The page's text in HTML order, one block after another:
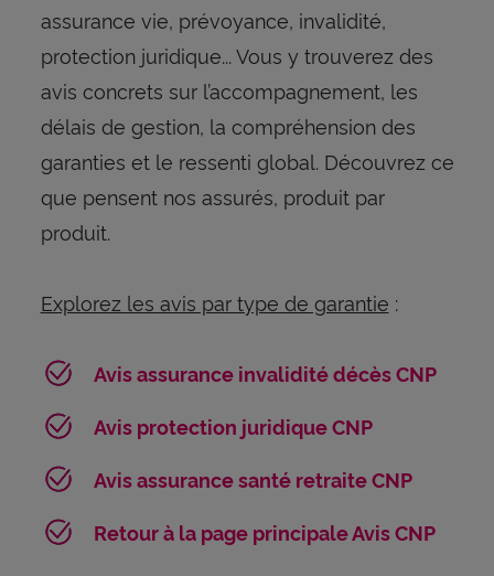
assurance vie, prévoyance, invalidité,
protection juridique... Vous y trouverez des
avis concrets sur l’accompagnement, les
délais de gestion, la compréhension des
garanties et le ressenti global. Découvrez ce
que pensent nos assurés, produit par
produit.
Explorez les avis par type de garantie :
Avis assurance invalidité décès CNP
Avis protection juridique CNP
Avis assurance santé retraite CNP
Retour à la page principale Avis CNP